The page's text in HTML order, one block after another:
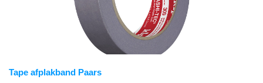
Tape afplakband Paars